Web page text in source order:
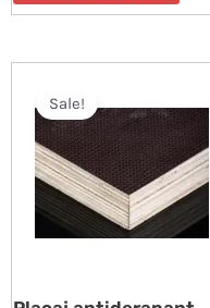
Sale!